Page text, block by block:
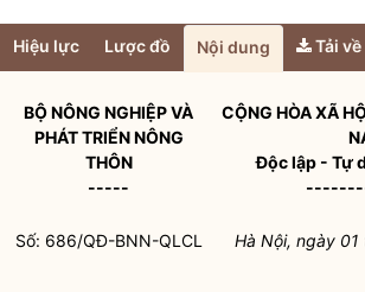
Hiệu lực Lược đồ Nội dung Tải về
BỘ NÔNG NGHIỆP VÀ
PHÁT TRIỂN NÔNG
THÔN
-----
CỘNG HÒA XÃ
Độc lập - Tự
Số: 686/QĐ-BNN-QLCL Hà Nội, ngày